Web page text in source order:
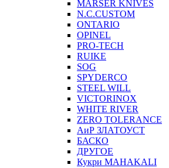
MARSER KNIVES
N.C.CUSTOM
ONTARIO
OPINEL
PRO-TECH
RUIKE
SOG
SPYDERCO
STEEL WILL
VICTORINOX
WHITE RIVER
ZERO TOLERANCE
АиР ЗЛАТОУСТ
БАСКО
ДРУГОЕ
Кукри MAHAKALI